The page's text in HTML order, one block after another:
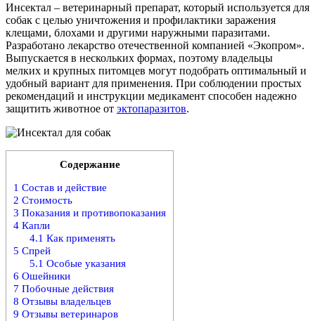
Инсектал – ветеринарный препарат, который используется для
собак с целью уничтожения и профилактики заражения
клещами, блохами и другими наружными паразитами.
Разработано лекарство отечественной компанией «Экопром».
Выпускается в нескольких формах, поэтому владельцы
мелких и крупных питомцев могут подобрать оптимальный и
удобный вариант для применения. При соблюдении простых
рекомендаций и инструкции медикамент способен надежно
защитить животное от эктопаразитов.
Содержание
1 Состав и действие
2 Стоимость
3 Показания и противопоказания
4 Капли
4.1 Как применять
5 Спрей
5.1 Особые указания
6 Ошейники
7 Побочные действия
8 Отзывы владельцев
9 Отзывы ветеринаров